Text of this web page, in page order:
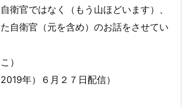
衛官ではなく（もう山ほどいます）、
た自衛官（元を含め）のお話をさせてい
）
年）６月２７日配信）